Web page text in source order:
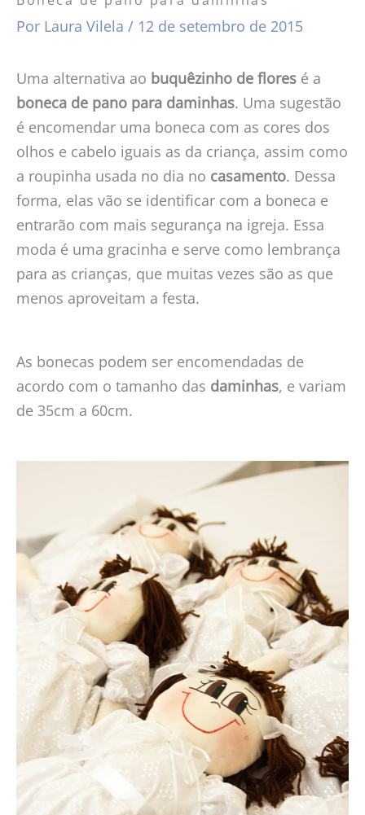
Por Laura Vilela / 12 de setembro de 2015
Uma alternativa ao buquêzinho de flores é a
boneca de pano para daminhas. Uma sugestão
é encomendar uma boneca com as cores dos
olhos e cabelo iguais as da criança, assim como
a roupinha usada no dia no casamento. Dessa
forma, elas vão se identificar com a boneca e
entrarão com mais segurança na igreja. Essa
moda é uma gracinha e serve como lembrança
para as crianças, que muitas vezes são as que
menos aproveitam a festa.
As bonecas podem ser encomendadas de
acordo com o tamanho das daminhas, e variam
de 35cm a 60cm.